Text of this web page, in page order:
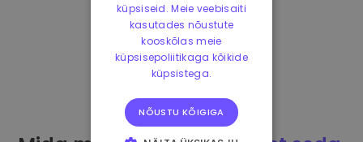
küpsiseid. Meie veebisaiti
kasutades nõustute
kooskõlas meie
küpsisepoliitikaga kõikide
küpsistega.
NÕUSTU KÕIGIGA